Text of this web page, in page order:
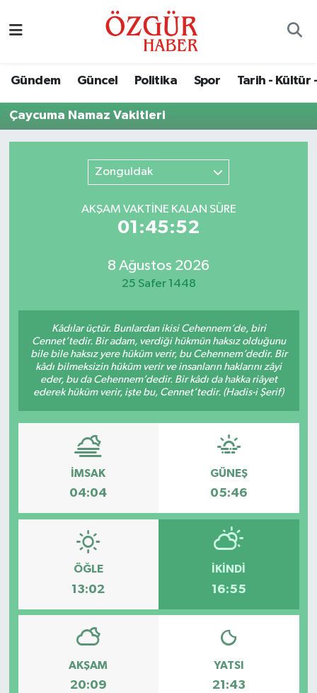
Gündem Güncel Politika Spor Tarih - Kültür
Çaycuma Namaz Vakitleri
Zonguldak
AKŞAM VAKTİNE KALAN SÜRE
01:45:52
8 Ağustos 2026
25 Safer 1448
Kâdılar üçtür. Bunlardan ikisi Cehennem’de, biri
Cennet’tedir. Bir adam, verdiği hükmün haksız olduğunu
bile bile haksız yere hüküm verir, bu Cehennem’dedir. Bir
kâdı bilmeksizin hüküm verir ve insanların haklarını zâyi
eder, bu da Cehennem’dedir. Bir kâdı da hakka riâyet
ederek hüküm verir, işte bu, Cennet’tedir. (Hadis-i Şerif)
İMSAK
04:04
GÜNEŞ
05:46
ÖĞLE
13:02
İKINDI
16:55
AKŞAM
20:09
YATSI
21:43
Ekonomi
Sağlık
Spor
Tarih - Kültür - Sanat - Turizm
Yaşam
Nöbetçi Eczaneler
Trafik Durumu
Tüm Manşetler
Son Dakika Haberleri